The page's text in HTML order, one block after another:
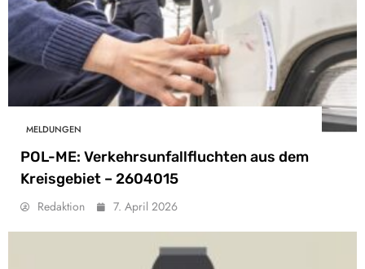
MELDUNGEN
POL-ME: Verkehrsunfallfluchten aus dem
Kreisgebiet – 2604015
Redaktion 7. April 2026